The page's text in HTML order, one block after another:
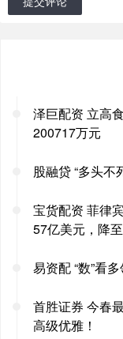
泽巨配资 立高
200717万元
股融贷 “多头不
宝货配资 菲律
57亿美元，降
易资配 “数”看
首胜证券 今春
高级优雅！